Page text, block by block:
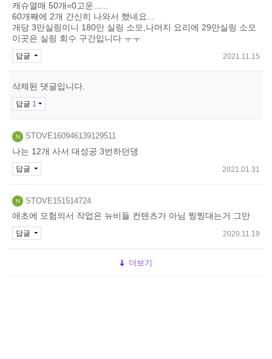
캐슈열매 50개=0고운......
60개째에 2개 간신히 나와서 했네요...
개당 3만실링이니 180만 실링 소모,나머지 요리에 29만실링 소모
이곳은 실링 회수 구간입니다 ㅜㅜ
2021.11.15
답글
삭제된 댓글입니다.
답글 1
STOVE160946139129511
나는 12개 사서 대성공 3번하던댕
2021.01.31
답글
STOVE151514724
애초에 모험의서 작업은 뉴비들 컨텐츠가 아님 찡찡대는거 그만
2020.11.19
답글
더보기